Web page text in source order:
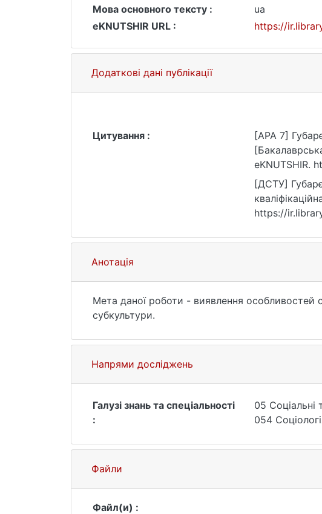
Мова основного тексту :
ua
eKNUTSHIR URL :
https://
Додаткові дані публікації
Цитування :
[APA 7]
eKNUTSHIR.
[ДСТУ]
https://
Анотація
Мета даної роботи - виявлення особливостей соціальної ідентифікації графіті-райтерів як представників сучасної молодіжної
субкультури.
Напрями досліджень
Галузі знань та спеціальності
:
05 Соціальні
054
Файли
Файл(и) :